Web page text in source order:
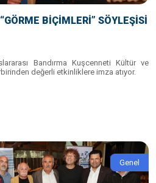
BİÇİMLERİ” SÖYLEŞİSİ
Bandırma Kuşcenneti Kültür ve
değerli etkinliklere imza atıyor.
Genel